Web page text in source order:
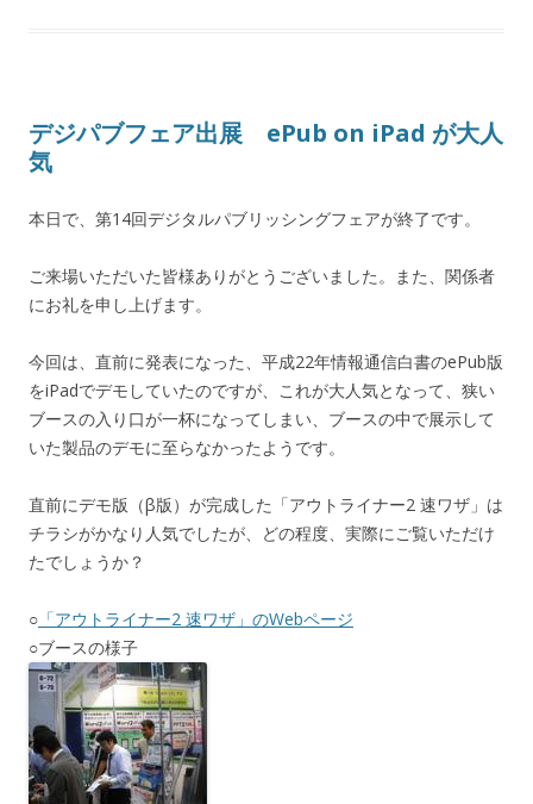
デジパブフェア出展 ePub on iPad が大人
気
本日で、第14回デジタルパブリッシングフェアが終了です。
ご来場いただいた皆様ありがとうございました。また、関係者
にお礼を申し上げます。
今回は、直前に発表になった、平成22年情報通信白書のePub版
をiPadでデモしていたのですが、これが大人気となって、狭い
ブースの入り口が一杯になってしまい、ブースの中で展示して
いた製品のデモに至らなかったようです。
直前にデモ版（β版）が完成した「アウトライナー2 速ワザ」は
チラシがかなり人気でしたが、どの程度、実際にご覧いただけ
たでしょうか？
○ 「アウトライナー2 速ワザ」のWebページ
○ブースの様子